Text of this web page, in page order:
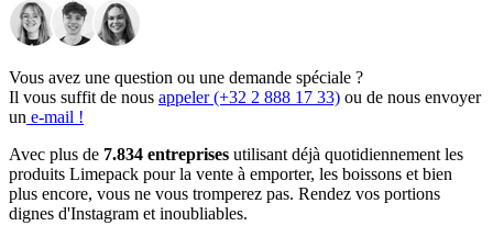
Revêtement plastique
assurant que vos clients restent propres
Couvercles en dôme disponibles en 7 tailles
friandises fraîches et protégées.
Nos pots à glace personnalisés en gros ne sont pas de simples
contenants, mais de véritables supports pour votre marque. Que
vous serviez de la crème glacée, du gelato, du yaourt glacé ou du
sorbet, ces pots permettront à votre marque de se démarquer dans un
marché concurrentiel. 🌟
Vous avez une question ou une demande spéciale ?
Il vous suffit de nous appeler (+32 2 888 17 33) ou de nous envoyer
un e-mail !
Avec plus de 7.834 entreprises utilisant déjà quotidiennement les
produits Limepack pour la vente à emporter, les boissons et bien
plus encore, vous ne vous tromperez pas. Rendez vos portions
dignes d'Instagram et inoubliables.